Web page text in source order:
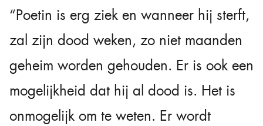
“Poetin is erg ziek en wanneer hij sterft,
zal zijn dood weken, zo niet maanden
geheim worden gehouden. Er is ook een
mogelijkheid dat hij al dood is. Het is
onmogelijk om te weten. Er wordt